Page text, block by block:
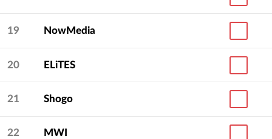
19 NowMedia
20 ELiTES
21 Shogo
22 MWI